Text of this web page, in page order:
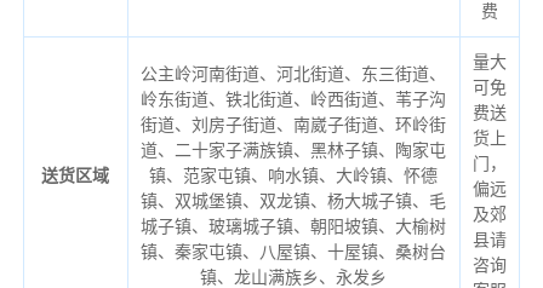
费
送货区域
公主岭河南街道、河北街道、东三街道、
岭东街道、铁北街道、岭西街道、苇子沟
街道、刘房子街道、南崴子街道、环岭街
道、二十家子满族镇、黑林子镇、陶家屯
镇、范家屯镇、响水镇、大岭镇、怀德
镇、双城堡镇、双龙镇、杨大城子镇、毛
城子镇、玻璃城子镇、朝阳坡镇、大榆树
镇、秦家屯镇、八屋镇、十屋镇、桑树台
镇、龙山满族乡、永发乡
量大
可免
费送
货上
门，
偏远
及郊
县请
咨询